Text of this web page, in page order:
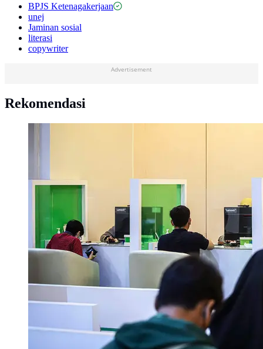
BPJS Ketenagakerjaan
unej
Jaminan sosial
literasi
copywriter
Advertisement
Rekomendasi